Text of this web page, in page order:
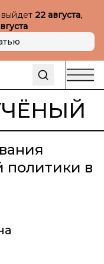
выйдет 22 августа,
политики в